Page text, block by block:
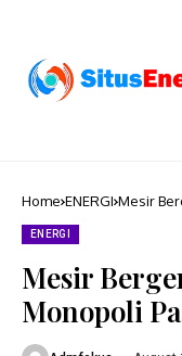
Home ENERGI Mesir
ENERGI
Mesir
Monopoli